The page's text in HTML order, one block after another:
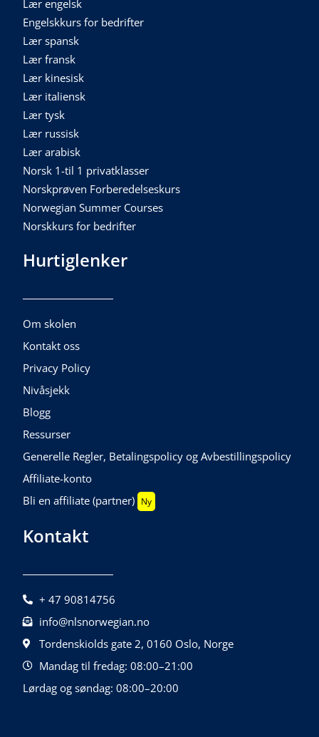
Lær engelsk
Engelskkurs for bedrifter
Lær spansk
Lær fransk
Lær kinesisk
Lær italiensk
Lær tysk
Lær russisk
Lær arabisk
Norsk 1-til 1 privatklasser
Norskprøven Forberedelseskurs
Norwegian Summer Courses
Norskkurs for bedrifter
Hurtiglenker
Om skolen
Kontakt oss
Privacy Policy
Nivåsjekk
Blogg
Ressurser
Generelle Regler, Betalingspolicy og Avbestillingspolicy
Affiliate-konto
Bli en affiliate (partner) Ny
Kontakt
+ 47 90814756
info@nlsnorwegian.no
Tordenskiolds gate 2, 0160 Oslo, Norge
Mandag til fredag: 08:00–21:00
Lørdag og søndag: 08:00–20:00